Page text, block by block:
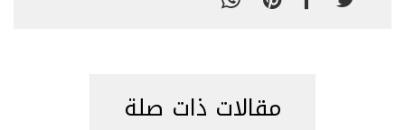
مقالات ذات صلة